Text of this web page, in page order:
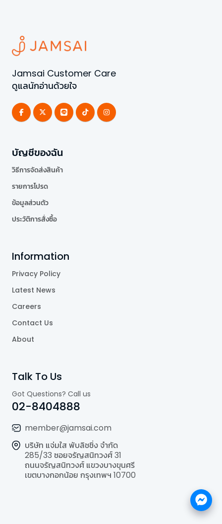
Jamsai Customer Care
ดูแลนักอ่านด้วยใจ
บัญชีของฉัน
วิธีการจัดส่งสินค้า
รายการโปรด
ข้อมูลส่วนตัว
ประวัติการสั่งซื้อ
Information
Privacy Policy
Latest News
Careers
Contact Us
About
Talk To Us
Got Questions? Call us
02-8404888
member@jamsai.com
บริษัท แจ่มใส พับลิชชิ่ง จำกัด
285/33 ซอยจรัญสนิทวงศ์ 31
ถนนจรัญสนิทวงศ์ แขวงบางขุนศรี
เขตบางกอกน้อย กรุงเทพฯ 10700